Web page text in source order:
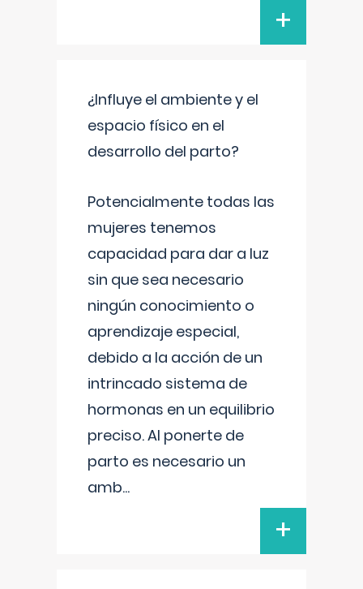
+
¿Influye el ambiente y el
espacio físico en el
desarrollo del parto?
Potencialmente todas las
mujeres tenemos
capacidad para dar a luz
sin que sea necesario
ningún conocimiento o
aprendizaje especial,
debido a la acción de un
intrincado sistema de
hormonas en un equilibrio
preciso. Al ponerte de
parto es necesario un
amb...
+